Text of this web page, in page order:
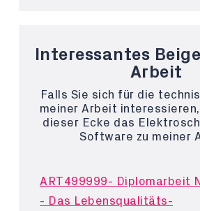
Interessantes
Arbeit
Falls Sie sich für die
meiner Arbeit
dieser Ecke das
Software zu meiner
ART499999- Diplomarbeit
- Das Lebensqualitäts-